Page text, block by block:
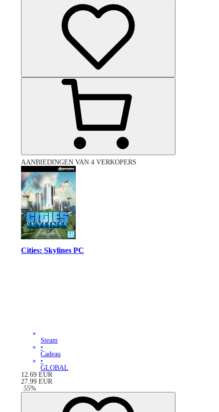
AANBIEDINGEN VAN 4 VERKOPERS
Cities: Skylines PC
Steam
•
Cadeau
•
GLOBAL
12.69 EUR
27.99 EUR
-55%